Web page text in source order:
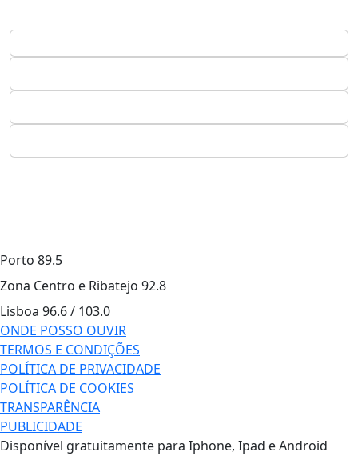
Porto 89.5
Zona Centro e Ribatejo 92.8
Lisboa 96.6 / 103.0
ONDE POSSO OUVIR
TERMOS E CONDIÇÕES
POLÍTICA DE PRIVACIDADE
POLÍTICA DE COOKIES
TRANSPARÊNCIA
PUBLICIDADE
Disponível gratuitamente para Iphone, Ipad e Android